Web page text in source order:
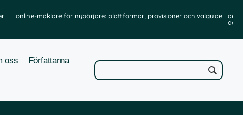
online-mäklare för nybörjare: plattformar, provisioner och valguide
de
de
oss
Författarna